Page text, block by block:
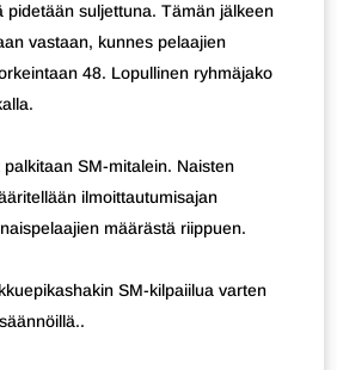
pidetään suljettuna. Tämän jälkeen
vastaan, kunnes pelaajien
48. Lopullinen ryhmäjako
SM-mitalein. Naisten
ilmoittautumisajan
määrästä riippuen.
SM-kilpaiilua varten